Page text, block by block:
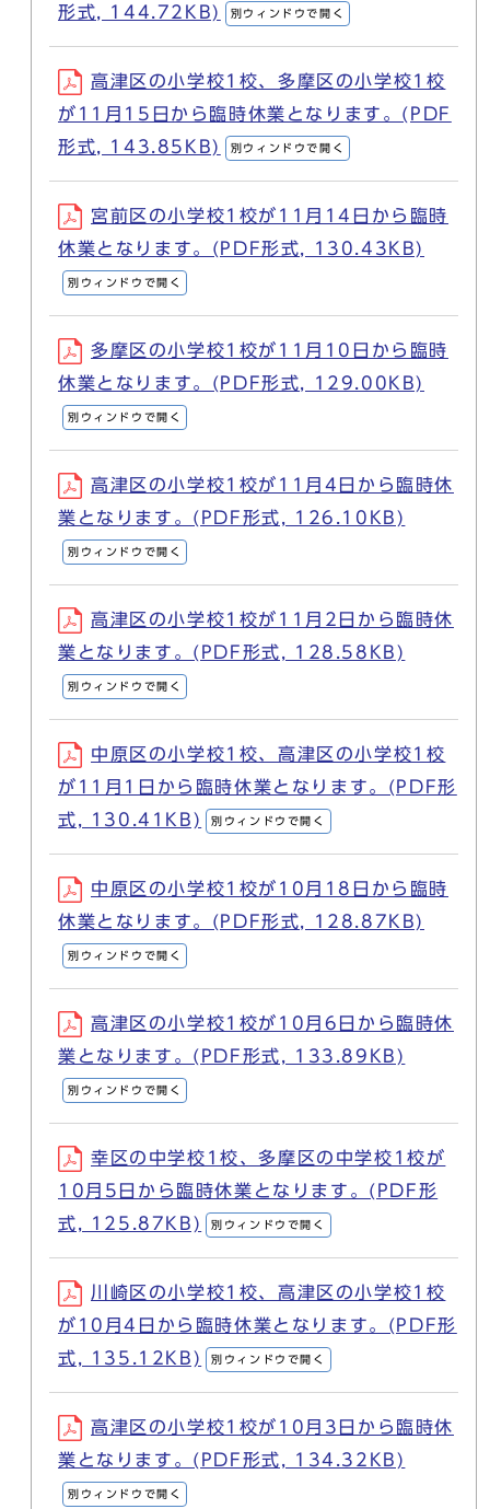
形式, 144.72KB)
別ウィンドウで開く
高津区の小学校1校、多摩区の小学校1校
が11月15日から臨時休業となります。(PDF
形式, 143.85KB)
別ウィンドウで開く
宮前区の小学校1校が11月14日から臨時
休業となります。(PDF形式, 130.43KB)
別ウィンドウで開く
多摩区の小学校1校が11月10日から臨時
休業となります。(PDF形式, 129.00KB)
別ウィンドウで開く
高津区の小学校1校が11月4日から臨時休
業となります。(PDF形式, 126.10KB)
別ウィンドウで開く
高津区の小学校1校が11月2日から臨時休
業となります。(PDF形式, 128.58KB)
別ウィンドウで開く
中原区の小学校1校、高津区の小学校1校
が11月1日から臨時休業となります。(PDF形
式, 130.41KB)
別ウィンドウで開く
中原区の小学校1校が10月18日から臨時
休業となります。(PDF形式, 128.87KB)
別ウィンドウで開く
高津区の小学校1校が10月6日から臨時休
業となります。(PDF形式, 133.89KB)
別ウィンドウで開く
幸区の中学校1校、多摩区の中学校1校が
10月5日から臨時休業となります。(PDF形
式, 125.87KB)
別ウィンドウで開く
川崎区の小学校1校、高津区の小学校1校
が10月4日から臨時休業となります。(PDF形
式, 135.12KB)
別ウィンドウで開く
高津区の小学校1校が10月3日から臨時休
業となります。(PDF形式, 134.32KB)
別ウィンドウで開く